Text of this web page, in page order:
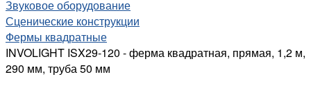
Звуковое оборудование
Сценические конструкции
Фермы квадратные
INVOLIGHT ISX29-120 - ферма квадратная, прямая, 1,2 м,
290 мм, труба 50 мм